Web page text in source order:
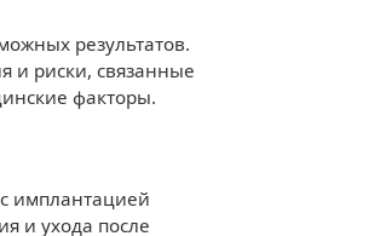
результатов.
и риски, связанные
факторы.
имплантацией
и ухода после